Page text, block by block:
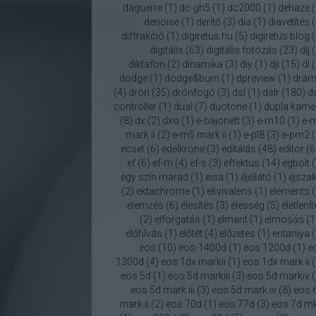
daguerre (1 ) dc-gh5 (1 ) dc2000 (1 ) dehaze (
denoise (1 ) derítő (3) dia (1 ) diavetítés (
diffrakció (1 ) digiretus.hu (5) digiretus blog (
digitális (63) digitális fotózás (23) díj (
diktafon (2) dinamika (3) diy (1 ) dji (15) dl (
dodge (1 ) dodge&burn (1 ) dpreview (1 )
(4) drón (35) drónfogó (3) dsl (1 ) dslr (180)
controller (1 ) dual (7) duotone (1 ) dupla
(8) dx (2) dxo (1 ) e-bajonett (3) e-m10 (1 ) e-
mark ii (2) e-m5 mark ii (1 ) e-pl8 (3) e-pm2 (
ecset (6) edelkrone (3) editálás (48) editor (
ef (6) ef-m (4) ef-s (3) effektus (14) égbolt (
egy szín marad (1 ) eisa (1 ) éjellátó (1 )
(2) ektachrome (1 ) ekvivalens (1 ) elements (
elemzés (6) élesítés (3) élesség (5)
(2) elforgatás (1 ) elmarit (1 ) elmosás (
előhívás (1 ) előtét (4) előzetes (1 ) entaniya (
eos (10) eos-1400d (1 ) eos 1200d (1 )
1300d (4) eos 1dx markii (1 ) eos 1dx mark ii (
eos 5d (1 ) eos 5d markiii (3) eos 5d markiv (
eos 5d mark iii (3) eos 5d mark iv (8) eos
mark ii (2) eos 70d (1 ) eos 77d (3) eos 7d